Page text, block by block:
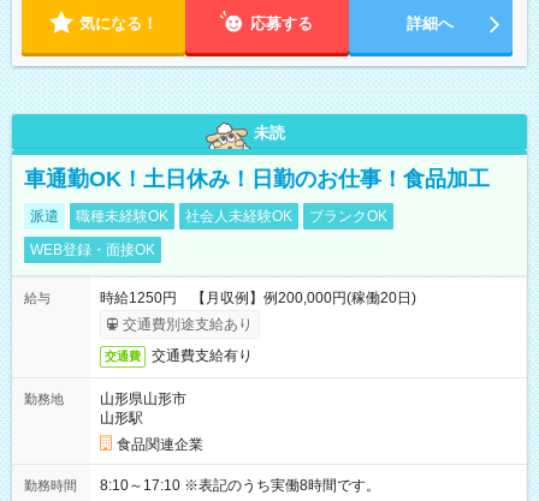
気になる！ 応募する 詳細へ
未読
車通勤OK！土日休み！日勤のお仕事！食品加工
派遣 職種未経験OK 社会人未経験OK
ブランクOK
WEB登録・面接OK
給与
時給1250円 【月収例】例200,000円(稼働20日)
交通費別途支給あり
交通費 交通費支給有り
勤務地
山形県山形市
山形駅
食品関連企業
勤務時間 8:10～17:10 ※表記のうち実働8時間です。